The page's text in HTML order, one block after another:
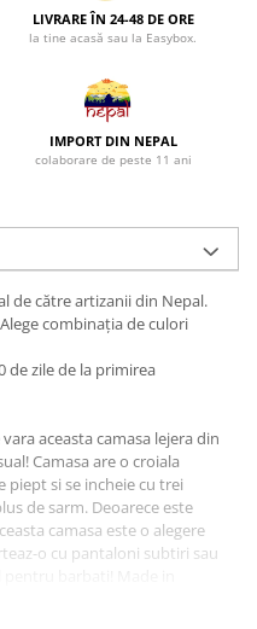
LIVRARE ÎN 24-48 DE ORE
la tine acasă sau la Easybox.
IMPORT DIN NEPAL
colaborare de peste 11 ani
de către artizanii din Nepal.
combinația de culori
de zile de la primirea
aceasta camasa lejera din
Camasa are o croiala
piept si se incheie cu trei
de sarm. Deoarece este
camasa este o alegere
o cu pantaloni subtiri sau